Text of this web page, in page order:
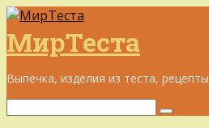
Перейти
к
контенту
МирТеста
Выпечка, изделия из теста, рецепты
Поиск: